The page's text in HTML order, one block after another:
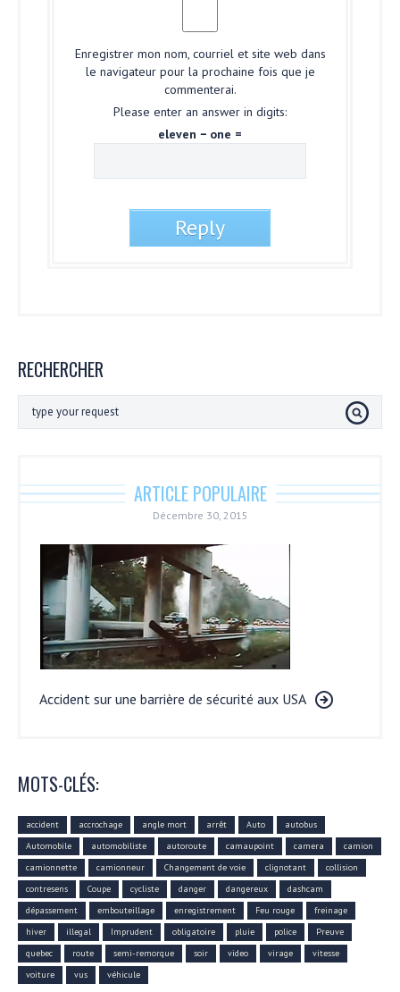
Enregistrer mon nom, courriel et site web dans
le navigateur pour la prochaine fois que je
commenterai.
Please enter an answer in digits:
eleven − one =
RECHERCHER
ARTICLE POPULAIRE
Décembre 30, 2015
Accident sur une barrière de sécurité aux USA
MOTS-CLÉS:
accident accrochage angle mort arrêt Auto
autobus
Automobile
automobiliste autoroute camaupoint camera
camion
camionnette
camionneur Changement de voie clignotant
collision
contresens
Coupe cycliste danger dangereux
dashcam
dépassement
embouteillage enregistrement Feu rouge
freinage
hiver
illegal Imprudent obligatoire pluie police
Preuve
quebec
route semi-remorque soir video virage
vitesse
voiture
vus véhicule